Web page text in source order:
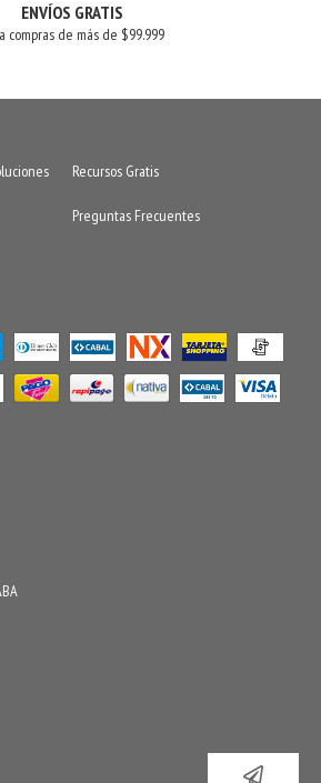
ENVÍOS GRATIS
compras de más de $99.999
Recursos Gratis
Preguntas Frecuentes